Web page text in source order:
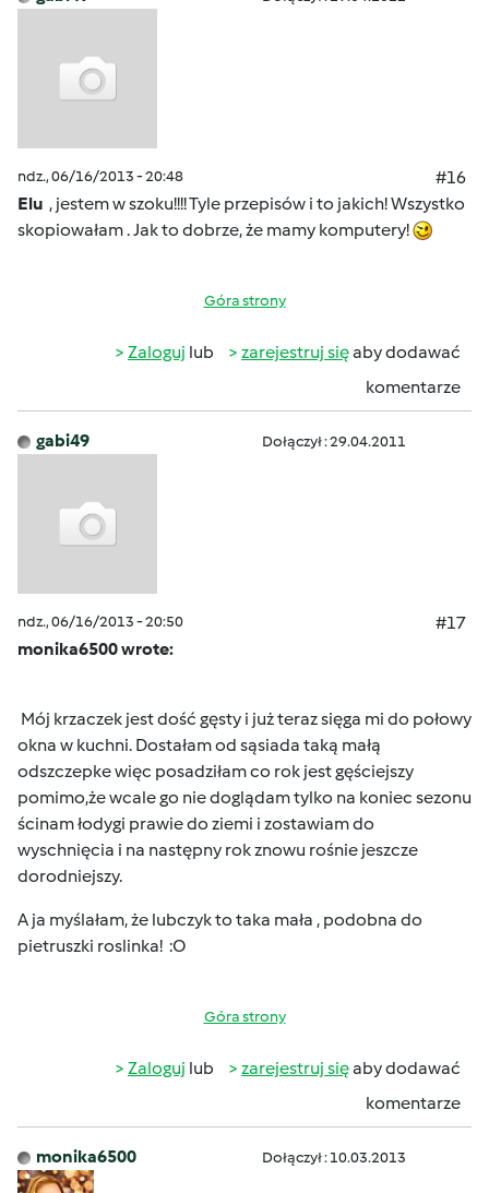
ndz., 06/16/2013 - 20:48
#16
Elu , jestem w szoku!!!! Tyle przepisów i to jakich! Wszystko
skopiowałam . Jak to dobrze, że mamy komputery!
Góra strony
Zaloguj lub zarejestruj sięaby dodawać
komentarze
gabi49 Dołączył : 29.04.2011
ndz., 06/16/2013 - 20:50
#17
monika6500 wrote:
Mój krzaczek jest dość gęsty i już teraz sięga mi do połowy
okna w kuchni. Dostałam od sąsiada taką małą
odszczepke więc posadziłam co rok jest gęściejszy
pomimo,że wcale go nie doglądam tylko na koniec sezonu
ścinam łodygi prawie do ziemi i zostawiam do
wyschnięcia i na następny rok znowu rośnie jeszcze
dorodniejszy.
A ja myślałam, że lubczyk to taka mała , podobna do
pietruszki roslinka! :O
Góra strony
Zaloguj lub zarejestruj sięaby dodawać
komentarze
monika6500 Dołączył : 10.03.2013